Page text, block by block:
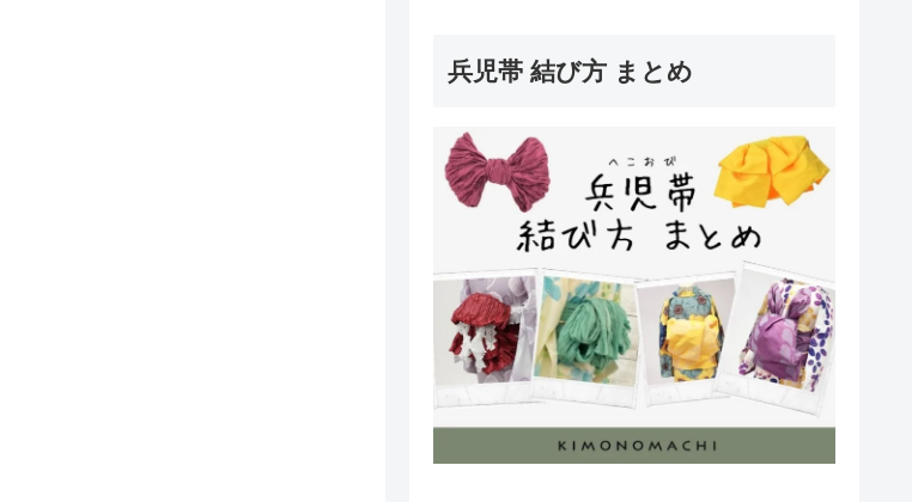
兵児帯 結び方 まとめ